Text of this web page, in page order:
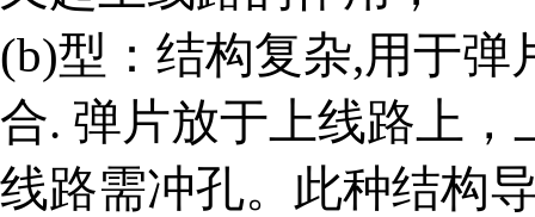
(b)型：结构复杂,用于弹
合. 弹片放于上线路上
线路需冲孔。此种结构